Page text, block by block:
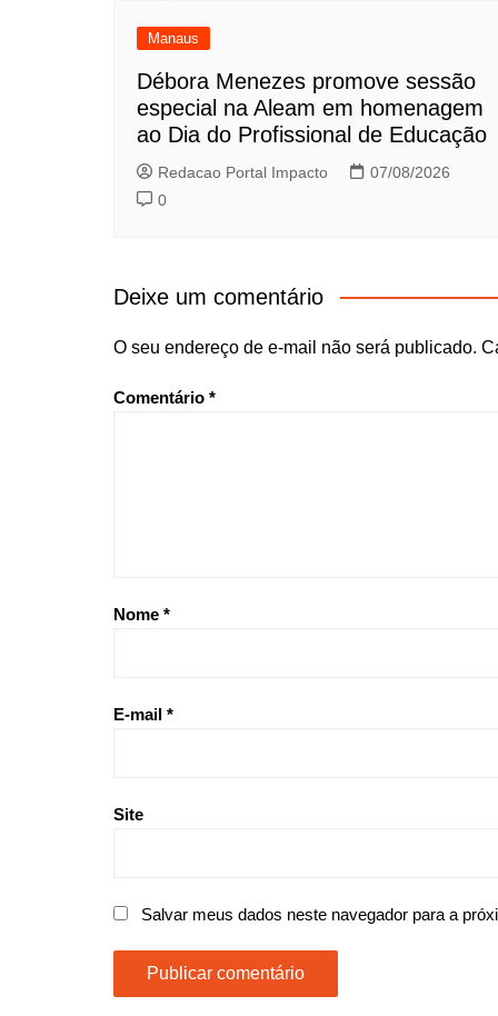
Manaus
Débora Menezes promove sessão
especial na Aleam em homenagem
ao Dia do Profissional de Educação
Redacao Portal Impacto
07/08/2026
0
Deixe um comentário
O seu endereço de e-mail não será publicado.
Comentário *
Nome *
E-mail *
Site
Salvar meus dados neste navegador para a